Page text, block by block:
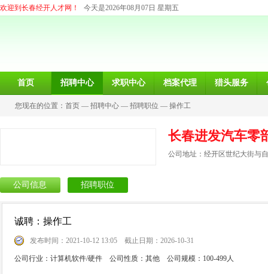
欢迎到长春经开人才网！ 今天是2026年08月07日 星期五
首页 招聘中心 求职中心 档案代理 猎头服务
您现在的位置： 首页 — 招聘中心 — 招聘职位 — 操作工
长春进发汽车零
公司地址：经开区世纪大街与
公司信息 招聘职位
诚聘：操作工
发布时间：2021-10-12 13:05 截止日期：2026-10-31
公司行业：计算机软件/硬件 公司性质：其他 公司规模：100-499人